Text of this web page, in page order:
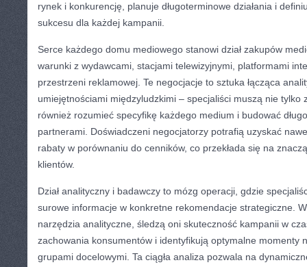
rynek i konkurencję, planuje długoterminowe działania i
sukcesu dla każdej kampanii.
Serce każdego domu mediowego stanowi dział zakupów
warunki z wydawcami, stacjami telewizyjnymi, platformami
przestrzeni reklamowej. Te negocjacje to sztuka łącząca
umiejętnościami międzyludzkimi – specjaliści muszą nie tylko
również rozumieć specyfikę każdego medium i budować
partnerami. Doświadczeni negocjatorzy potrafią uzyskać
rabaty w porównaniu do cenników, co przekłada się na
klientów.
Dział analityczny i badawczy to mózg operacji, gdzie
surowe informacje w konkretne rekomendacje strategiczne.
narzędzia analityczne, śledzą oni skuteczność kampanii w
zachowania konsumentów i identyfikują optymalne momenty
grupami docelowymi. Ta ciągła analiza pozwala na